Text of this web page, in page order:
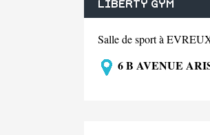
LIBERTY GYM
Salle de sport à
6 B AVENUE